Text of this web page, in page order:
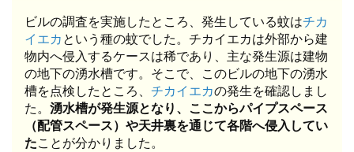
ビルの調査を実施したところ、発生している蚊はチカ
イエカという種の蚊でした。チカイエカは外部から建
物内へ侵入するケースは稀であり、主な発生源は建物
の地下の湧水槽です。そこで、このビルの地下の湧水
槽を点検したところ、 チカイエカの発生を確認しまし
た。 湧水槽が発生源となり、ここからパイプスペース
（配管スペース）や天井裏を通じて各階へ侵入してい
たことが分かりました。